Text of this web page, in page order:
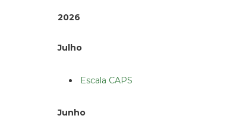
2026
Julho
Escala CAPS
Junho